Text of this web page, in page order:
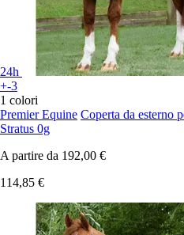
24h
+-3
1 colori
Premier Equine Coperta da esterno
Stratus 0g
A partire da 192,00 €
114,85 €